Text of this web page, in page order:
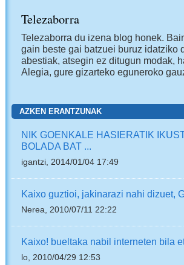
Telezaborra
Telezaborra du izena blog honek.
gain beste gai batzuei buruz idatziko
abestiak, atsegin ez ditugun modak,
Alegia, gure gizarteko eguneroko
AZKEN ERANTZUNAK
NIK GOENKALE HASIERATIK
BOLADA BAT ...
igantzi, 2014/01/04 17:49
Kaixo guztioi, jakinarazi nahi dizuet,
Nerea, 2010/07/11 22:22
Kaixo! bueltaka nabil interneten bila
lo, 2010/04/29 12:53